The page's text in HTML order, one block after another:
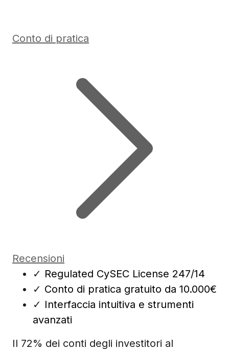
Conto di pratica
Recensioni
✓ Regulated CySEC License 247/14
✓ Conto di pratica gratuito da 10.000€
✓ Interfaccia intuitiva e strumenti
avanzati
Il 72% dei conti degli investitori al